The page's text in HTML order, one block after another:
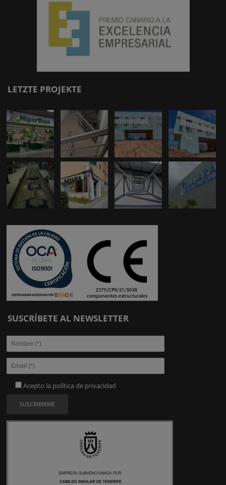
LETZTE PROJEKTE
SUSCRÍBETE AL NEWSLETTER
Acepto la política de privacidad